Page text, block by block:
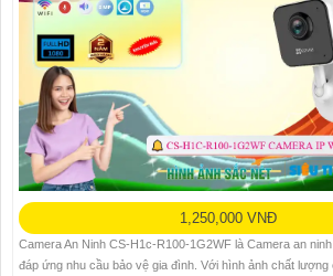
1,250,000 VNĐ
Camera An Ninh CS-H1c-R100-1G2WF là Camera an
đáp ứng nhu cầu bảo vệ gia đình. Với hình ảnh chất lượng